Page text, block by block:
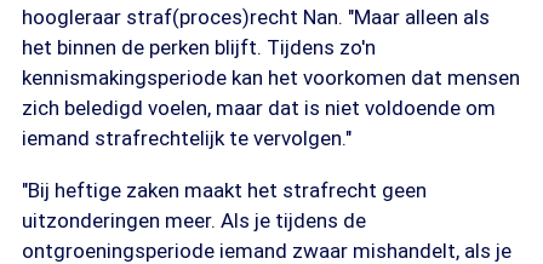
hoogleraar straf(proces)recht Nan. "Maar alleen als
het binnen de perken blijft. Tijdens zo'n
kennismakingsperiode kan het voorkomen dat mensen
zich beledigd voelen, maar dat is niet voldoende om
iemand strafrechtelijk te vervolgen."
"Bij heftige zaken maakt het strafrecht geen
uitzonderingen meer. Als je tijdens de
ontgroeningsperiode iemand zwaar mishandelt, als je